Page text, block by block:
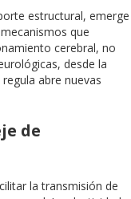
estructural, emerge
que
cerebral, no
desde la
abre nuevas
de
la transmisión de